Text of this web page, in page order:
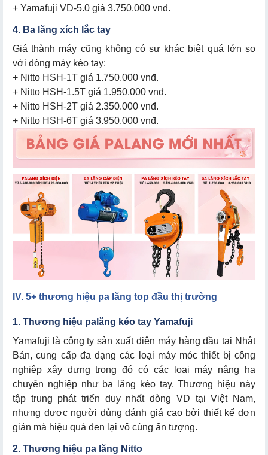
+ Yamafuji VD-5.0 giá 3.750.000 vnđ.
4. Ba lăng xích lắc tay
Giá thành máy cũng không có sự khác biệt quá lớn so
với dòng máy kéo tay:
+ Nitto HSH-1T giá 1.750.000 vnđ.
+ Nitto HSH-1.5T giá 1.950.000 vnđ.
+ Nitto HSH-2T giá 2.350.000 vnđ.
+ Nitto HSH-6T giá 3.950.000 vnđ.
IV. 5+ thương hiệu pa lăng top đầu thị trường
1. Thương hiệu palăng kéo tay Yamafuji
Yamafuji là công ty sản xuất điện máy hàng đầu tại Nhật
Bản, cung cấp đa dạng các loại máy móc thiết bị công
nghiệp xây dựng trong đó có các loại máy nâng hạ
chuyên nghiệp như ba lăng kéo tay. Thương hiệu này
tập trung phát triển duy nhất dòng VD tại Việt Nam,
nhưng được người dùng đánh giá cao bởi thiết kế đơn
giản mà hiệu quả đen lại vô cùng ấn tượng.
2. Thương hiệu pa lăng Nitto